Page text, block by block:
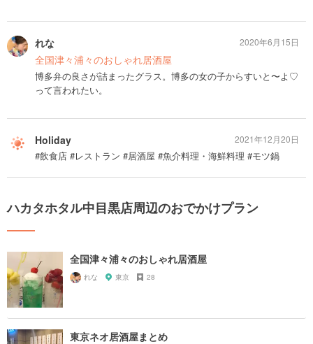
れな
全国津々浦々のおしゃれ居酒屋
博多弁の良さが詰まったグラス。博多の女の子からすいと〜よ♡
って言われたい。
2020年6月15日
Holiday
#飲食店 #レストラン #居酒屋 #魚介料理・海鮮料理 #モツ鍋
2021年12月20日
ハカタホタル中目黒店周辺のおでかけプラン
全国津々浦々のおしゃれ居酒屋
れな 東京 28
東京ネオ居酒屋まとめ